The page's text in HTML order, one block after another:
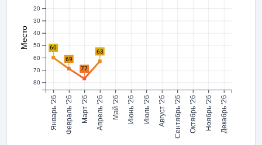
20
30
40
50
60
70
80
Место
Январь '26 Февраль '26 Март '26 Апрель '26 Май '26 Июнь '26 Июль '26 Август '26 Сентябрь '26 Октябрь '26 Ноябрь '26 Декабрь '26
60
69
77
63